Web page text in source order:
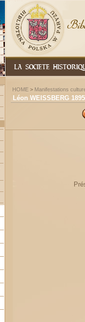
HOME> Manifestations
Léon WEISSBERG